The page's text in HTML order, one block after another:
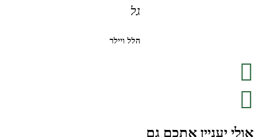
גל
הלל ויילר
אולי יעניין אתכם גם